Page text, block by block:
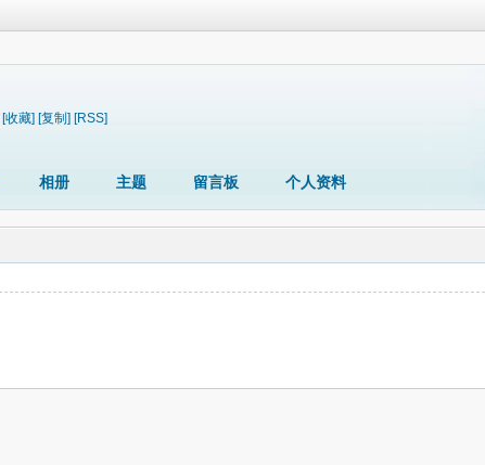
[收藏] [复制] [RSS]
相册 主题 留言板 个人资料